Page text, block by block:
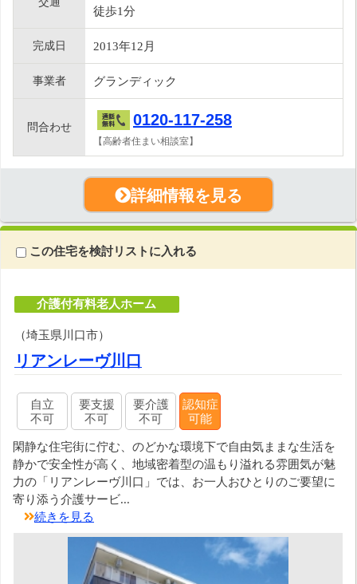
徒歩1分
完成日 2013年12月
事業者 グランディック
問合わせ 0120-117-258
【高齢者住まい相談室】
詳細情報を見る
この住宅を検討リストに入れる
介護付有料老人ホーム
（埼玉県川口市）
リアンレーヴ川口
自立
不可
要支援
不可
要介護
不可
認知症
可能
閑静な住宅街に佇む、のどかな環境下で自由気ままな生活を
静かで安全性が高く、地域密着型の温もり溢れる雰囲気が魅
力の「リアンレーヴ川口」では、お一人おひとりのご要望に
寄り添う介護サービ...
続きを見る